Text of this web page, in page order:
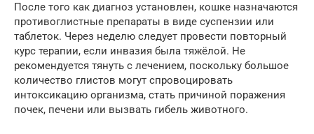
После того как диагноз установлен, кошке назначаются
противоглистные препараты в виде суспензии или
таблеток. Через неделю следует провести повторный
курс терапии, если инвазия была тяжёлой. Не
рекомендуется тянуть с лечением, поскольку большое
количество глистов могут спровоцировать
интоксикацию организма, стать причиной поражения
почек, печени или вызвать гибель животного.